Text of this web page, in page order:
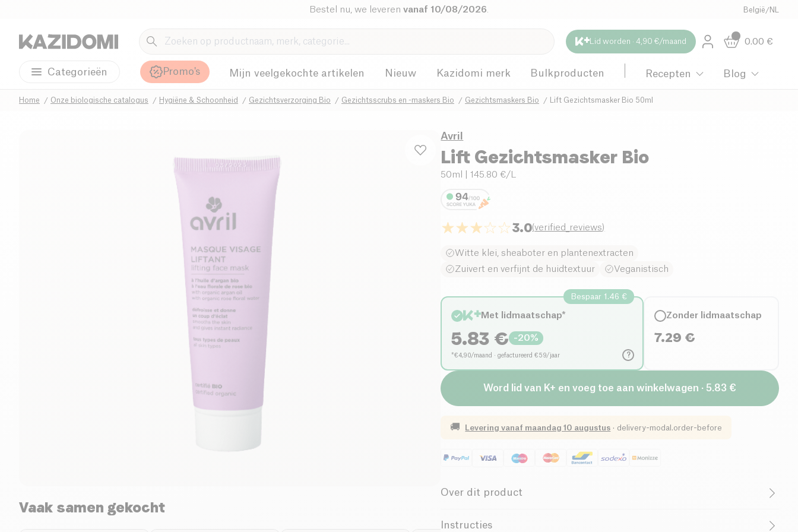
Bestel nu, we leveren vanaf 10/08/2026 België /NL
Lid worden · 4,90 €/maand 0.00 €
Categorieën Promo's Mijn veelgekochte artikelen Nieuw Kazidomi merk Bulkproducten Recepten Blog
Home Onze biologische catalogus Hygiëne & Schoonheid Gezichtsverzorging Bio Gezichtsscrubs en -maskers Bio Gezichtsmaskers Bio Lift Gezichtsmasker Bio 50ml
Vaak samen gekocht
Avril
Lift Gezichtsmasker Bio
50ml | 145.80 €/L
3.0(verified_reviews)
Witte klei, sheaboter en plantenextracten
Zuivert en verfijnt de huidtextuur
Veganistisch
?
Bespaar 1.46 €
Met lidmaatschap*
5.83 € -20%
*€4,90/maand · gefactureerd €59/jaar
Zonder lidmaatschap
7.29 €
Word lid van K+ en voeg toe aan winkelwagen · 5.83 €
🚚 Levering vanaf maandag 10 augustus · delivery-modal.order-before
Over dit product
Biologisch
Instructies